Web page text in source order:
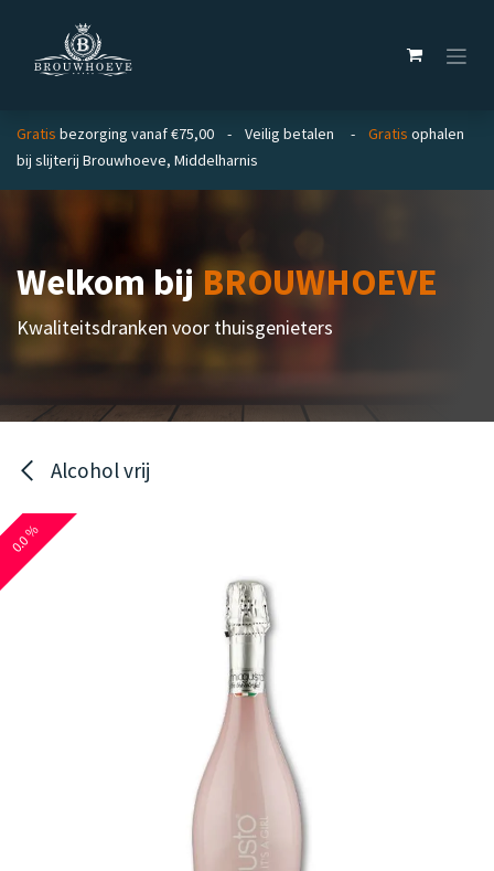
Gratis bezorging vanaf €75,00 - Veilig betalen - Gratis ophalen
bij slijterij Brouwhoeve, Middelharnis
Welkom bijBROUWHOEVE
Kwaliteitsdranken voor thuisgenieters
Alcohol vrij
0.0 %